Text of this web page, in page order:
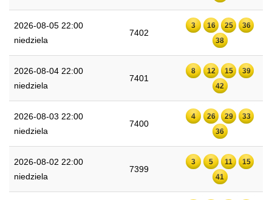
2026-08-05 22:00
niedziela
7402
3 16 25
36
38
2026-08-04 22:00
niedziela
7401
8 12 15
39
42
2026-08-03 22:00
niedziela
7400
4 26 29
33
36
2026-08-02 22:00
niedziela
7399
3 5 11
15
41